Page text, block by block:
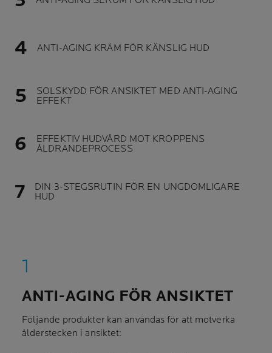
ANTI-AGING KRÄM FÖR KÄNSLIG HUD
SOLSKYDD FÖR ANSIKTET MED ANTI-AGING
EFFEKT
EFFEKTIV HUDVÅRD MOT KROPPENS
ÅLDRANDEPROCESS
DIN 3-STEGSRUTIN FÖR EN UNGDOMLIGARE
HUD
ANTI-AGING FÖR ANSIKTET
Följande produkter kan användas för att motverka
ålderstecken i ansiktet: